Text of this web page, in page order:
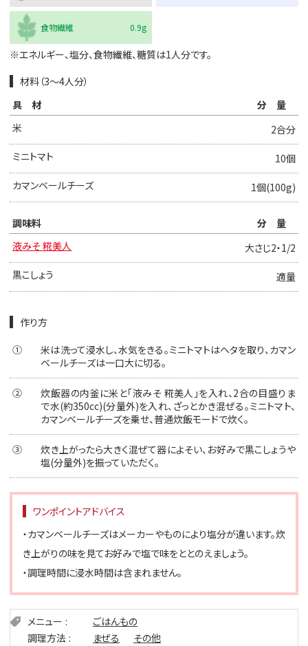
食物繊維 0.9g
※エネルギー、塩分、食物繊維、糖質は1人分です。
材料（3～4人分）
具材
分量
米
2合分
ミニトマト
10個
カマンベールチーズ
1個(100g)
調味料
分量
液みそ 糀美人
大さじ2・1/2
黒こしょう
適量
作り方
①
米は洗って浸水し、水気をきる。ミニトマトはヘタを取り、カマン
ベールチーズは一口大に切る。
②
炊飯器の内釜に米と「液みそ 糀美人」を入れ、2合の目盛りま
で水(約350cc)(分量外)を入れ、ざっとかき混ぜる。ミニトマト、
カマンベールチーズを乗せ、普通炊飯モードで炊く。
③
炊き上がったら大きく混ぜて器によそい、お好みで黒こしょうや
塩(分量外)を振っていただく。
ワンポイントアドバイス
・カマンベールチーズはメーカーやものにより塩分が違います。炊
き上がりの味を見てお好みで塩で味をととのえましょう。
・調理時間に浸水時間は含まれません。
メニュー
ごはんもの
調理方法
まぜる
その他